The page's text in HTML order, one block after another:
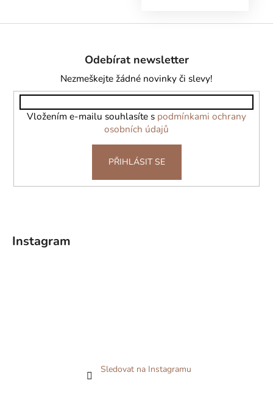
Odebírat newsletter
Nezmeškejte žádné novinky či slevy!
Vložením e-mailu souhlasíte s podmínkami ochrany
osobních údajů
PŘIHLÁSIT SE
Instagram
Sledovat na Instagramu